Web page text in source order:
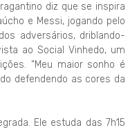
diz que se inspira
e Messi, jogando pelo
adversários, driblando-
ao Social Vinhedo, um
“Meu maior sonho é
defendendo as cores da
Ele estuda das 7h15